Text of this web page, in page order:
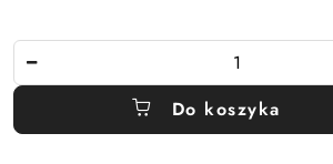
Do koszyka